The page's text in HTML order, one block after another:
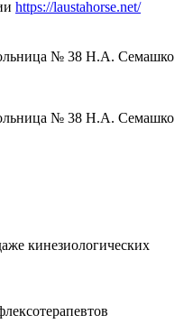
https://laustahorse.net/
№ 38 Н.А. Семашко
№ 38 Н.А. Семашко
кинезиологических